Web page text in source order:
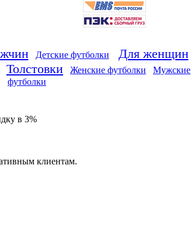
Детские футболки Для женщин
Толстовки Женские футболки
Мужские
футболки
в 3%
клиентам.